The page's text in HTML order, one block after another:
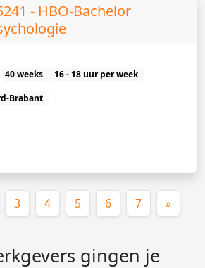
- HBO-Bachelor
40 weeks
16 - 18 uur per week
Brabant
3 4 5 6 7 »
gingen je